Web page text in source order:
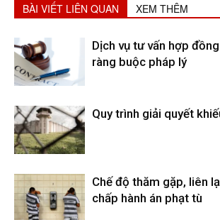
BÀI VIẾT LIÊN QUAN XEM THÊM
Dịch vụ tư vấn hợp
ràng buộc pháp lý
Quy trình giải quyết
Chế độ thăm gặp, liên
chấp hành án phạt tù